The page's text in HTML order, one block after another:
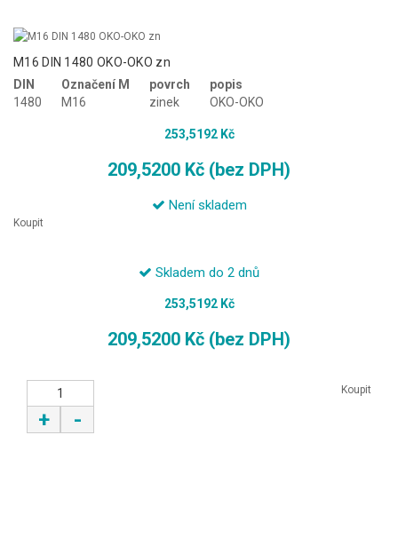
M16 DIN 1480 OKO-OKO zn
DIN
1480
Označení M
M16
povrch
zinek
popis
OKO-OKO
253,5192 Kč
209,5200 Kč (bez DPH)
Není skladem
Koupit
Skladem do 2 dnů
253,5192 Kč
209,5200 Kč (bez DPH)
+ -
Koupit